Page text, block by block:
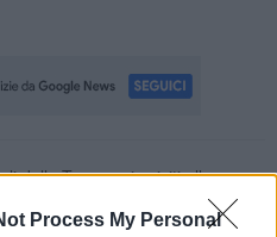
Process My Personal
della Toscana iscriviti alla
Arriva gratis tutti i giorni
casella di posta.